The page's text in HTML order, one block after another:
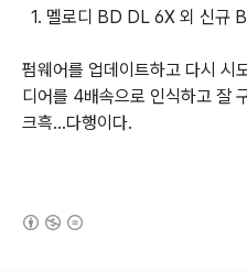
1. 멜로디 BD DL 6X 외 신규
펌웨어를 업데이트하고 다시 시
디어를 4배속으로 인식하고 잘
크흑...다행이다.